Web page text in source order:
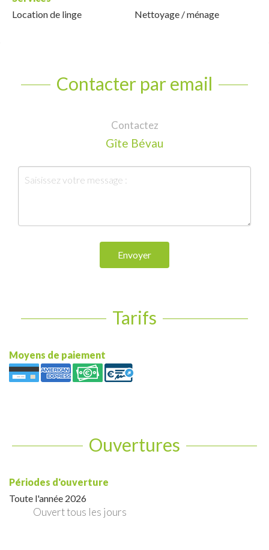
Location de linge
Nettoyage / ménage
Contacter par email
Contactez
Gîte Bévau
Envoyer
Tarifs
Moyens de paiement
Ouvertures
Périodes d'ouverture
Toute l'année 2026
Ouverttous les jours